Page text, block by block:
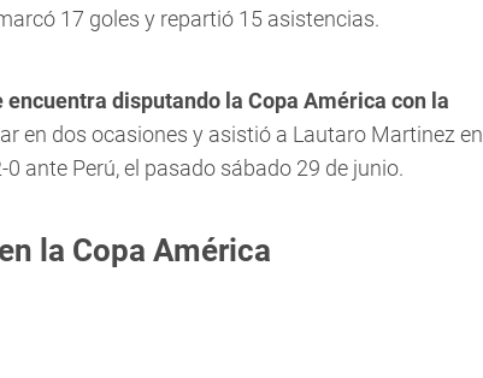
17 goles y repartió 15 asistencias.
encuentra disputando la Copa América con la
en dos ocasiones y asistió a Lautaro Martinez en
ante Perú, el pasado sábado 29 de junio.
la Copa América